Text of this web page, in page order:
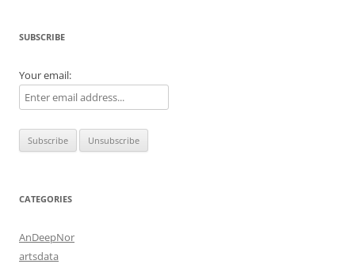
SUBSCRIBE
Your email:
CATEGORIES
AnDeepNor
artsdata